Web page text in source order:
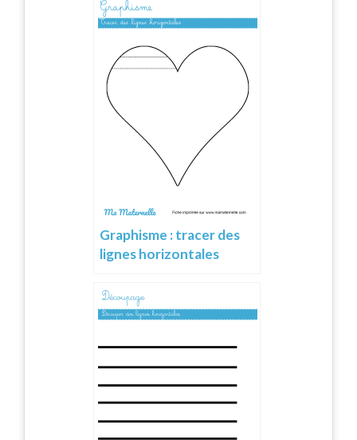
Graphisme : tracer des
lignes horizontales